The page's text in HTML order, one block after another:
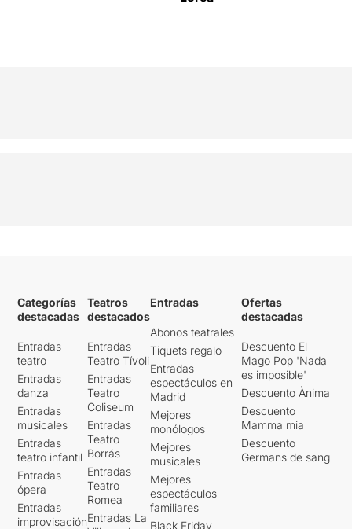
Categorías
destacadas
Entradas
teatro
Entradas
danza
Entradas
musicales
Entradas
teatro infantil
Entradas
ópera
Entradas
improvisación
Teatros
destacados
Entradas
Teatro Tívoli
Entradas
Teatro
Coliseum
Entradas
Teatro
Borrás
Entradas
Teatro
Romea
Entradas La
Entradas
Abonos teatrales
Tiquets regalo
Entradas
espectáculos en
Madrid
Mejores
monólogos
Mejores
musicales
Mejores
espectáculos
familiares
Black Friday
Ofertas
destacadas
Descuento El
Mago Pop 'Nada
es imposible'
Descuento Ànima
Descuento
Mamma mia
Descuento
Germans de sang